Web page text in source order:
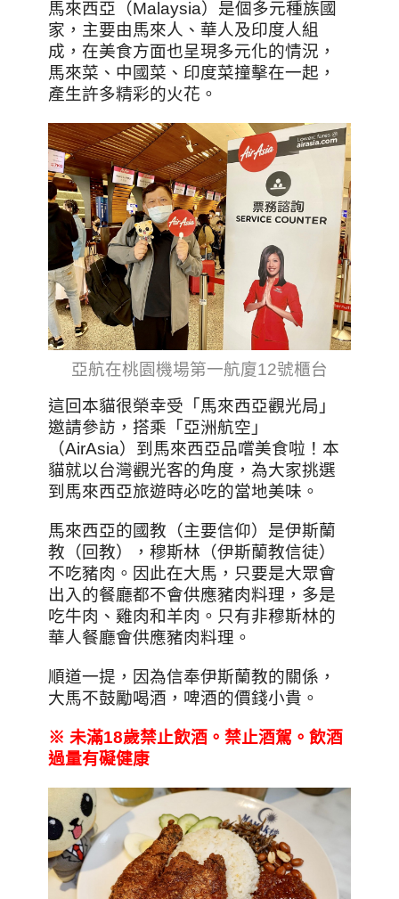
馬來西亞（Malaysia）是個多元種族國
家，主要由馬來人、華人及印度人組
成，在美食方面也呈現多元化的情況，
馬來菜、中國菜、印度菜撞擊在一起，
產生許多精彩的火花。
亞航在桃園機場第一航廈12號櫃台
這回本貓很榮幸受「馬來西亞觀光局」
邀請參訪，搭乘「亞洲航空」
（AirAsia）到馬來西亞品嚐美食啦！本
貓就以台灣觀光客的角度，為大家挑選
到馬來西亞旅遊時必吃的當地美味。
馬來西亞的國教（主要信仰）是伊斯蘭
教（回教），穆斯林（伊斯蘭教信徒）
不吃豬肉。因此在大馬，只要是大眾會
出入的餐廳都不會供應豬肉料理，多是
吃牛肉、雞肉和羊肉。只有非穆斯林的
華人餐廳會供應豬肉料理。
順道一提，因為信奉伊斯蘭教的關係，
大馬不鼓勵喝酒，啤酒的價錢小貴。
※ 未滿18歲禁止飲酒。禁止酒駕。飲酒
過量有礙健康